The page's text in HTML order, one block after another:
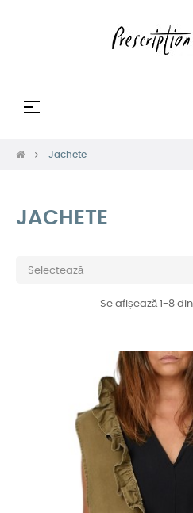
Toggle
☰
Jachete
JACHETE
Selectează
Se afișează 1-8